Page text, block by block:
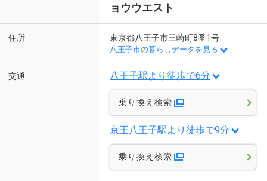
ョウウエスト
住所 東京都八王子市三崎町8番1号
八王子市の暮らしデータを見る
交通 八王子駅より徒歩で6分
乗り換え検索
京王八王子駅より徒歩で9分
乗り換え検索